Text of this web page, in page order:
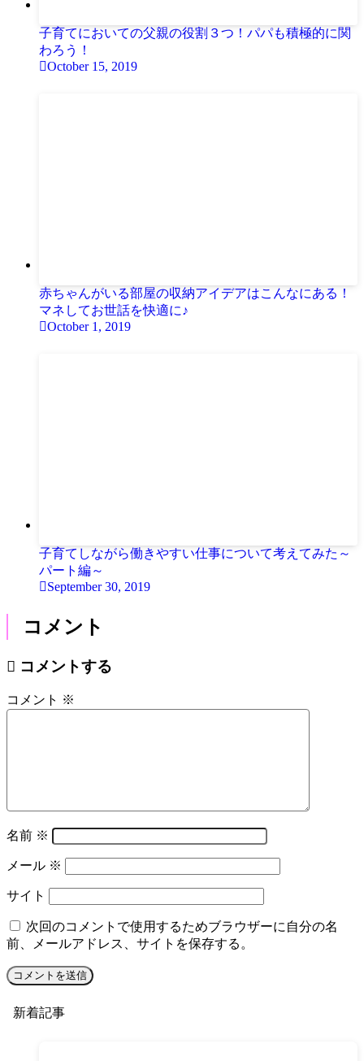
子育てにおいての父親の役割３つ！パパも積極的に関
わろう！
October 15, 2019
赤ちゃんがいる部屋の収納アイデアはこんなにある！
マネしてお世話を快適に♪
October 1, 2019
子育てしながら働きやすい仕事について考えてみた～
パート編～
September 30, 2019
コメント
コメントする
コメント ※
名前 ※
メール ※
サイト
次回のコメントで使用するためブラウザーに自分の名
前、メールアドレス、サイトを保存する。
新着記事